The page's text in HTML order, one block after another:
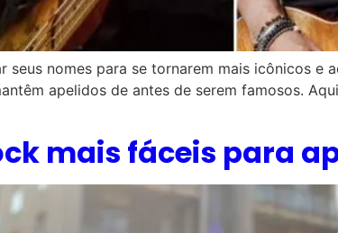
seus nomes para se tornarem mais icônicos
apelidos de antes de serem famosos.
mais fáceis para